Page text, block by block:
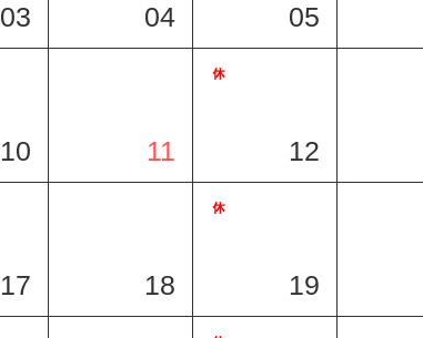
03 04 05
10 11 12
17 18 19